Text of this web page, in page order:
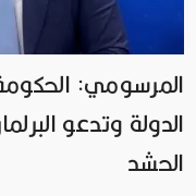
المرسومي:
الدولة وتدعو
الحشد